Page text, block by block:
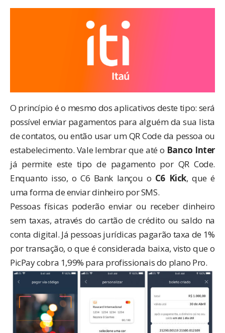
O princípio é o mesmo dos aplicativos deste tipo: será
possível enviar pagamentos para alguém da sua lista
de contatos, ou então usar um QR Code da pessoa ou
estabelecimento. Vale lembrar que até o Banco Inter
já permite este tipo de pagamento por QR Code.
Enquanto isso, o C6 Bank lançou o C6 Kick, que é
uma forma de enviar dinheiro por SMS.
Pessoas físicas poderão enviar ou receber dinheiro
sem taxas, através do cartão de crédito ou saldo na
conta digital. Já pessoas jurídicas pagarão taxa de 1%
por transação, o que é considerada baixa, visto que o
PicPay cobra 1,99% para profissionais do plano Pro.